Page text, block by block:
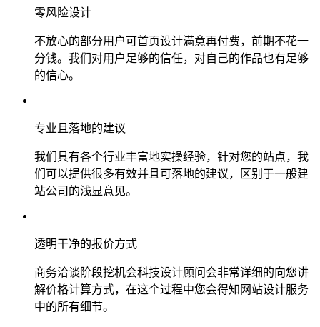
零风险设计
不放心的部分用户可首页设计满意再付费，前期不花一
分钱。我们对用户足够的信任，对自己的作品也有足够
的信心。
专业且落地的建议
我们具有各个行业丰富地实操经验，针对您的站点，我
们可以提供很多有效并且可落地的建议，区别于一般建
站公司的浅显意见。
透明干净的报价方式
商务洽谈阶段挖机会科技设计顾问会非常详细的向您讲
解价格计算方式，在这个过程中您会得知网站设计服务
中的所有细节。